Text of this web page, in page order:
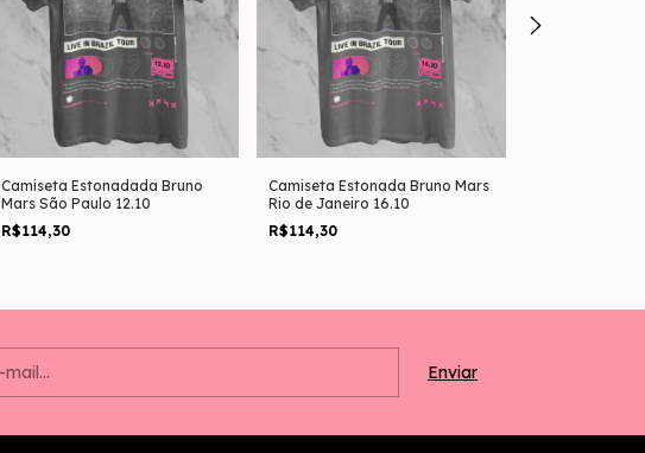
Camiseta Estonadada Bruno
Mars São Paulo 12.10
R$114,30
Camiseta Estonada Bruno Mars
Rio de Janeiro 16.10
R$114,30